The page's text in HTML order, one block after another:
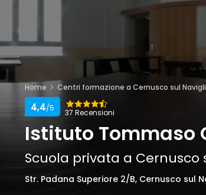
Home Centri formazione a Cernusco sul
37 Recensioni
4,4/5
Istituto Tommaso
Scuola privata a Cernusco
Str. Padana Superiore 2/B, Cernusco sul